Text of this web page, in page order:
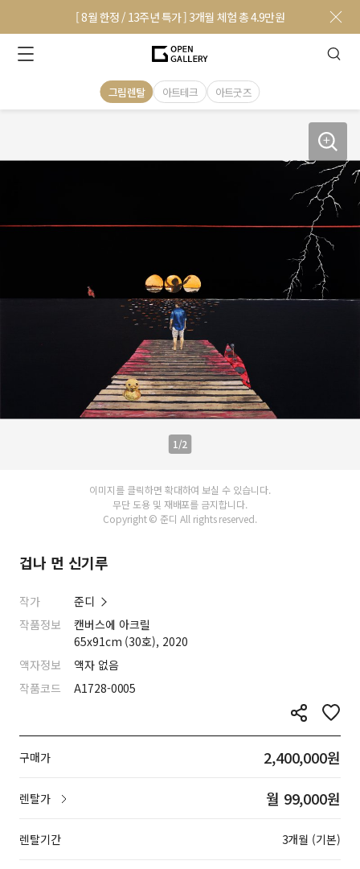
[ 8월 한정 / 13주년 특가 ] 3개월 체험 총 4.9만원
그림렌탈 아트테크 아트굿즈
1/2
이미지를 클릭하면 확대하여 보실 수 있습니다.
무단 도용 및 재배포를 금지합니다.
Copyright © 준디 All rights reserved.
겁나 먼 신기루
작가
준디
작품정보
캔버스에 아크릴
65x91cm (30호), 2020
액자정보
액자 없음
작품코드
A1728-0005
구매가 2,400,000원
렌탈가 월 99,000원
렌탈기간 3개월 (기본)